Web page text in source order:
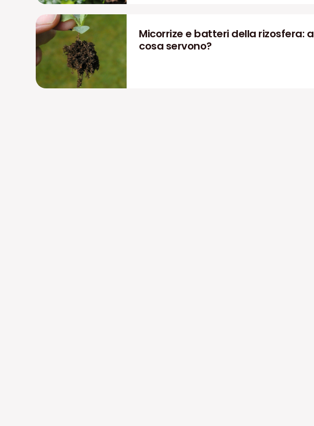
Micorrize e batteri della rizosfera: a
cosa servono?